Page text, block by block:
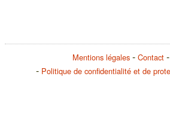
Mentions légales Contact
Politique de confidentialité et de